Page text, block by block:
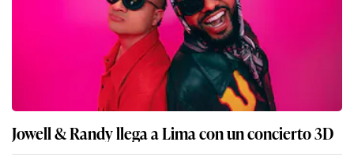
Jowell & Randy llega a Lima con un concierto 3D